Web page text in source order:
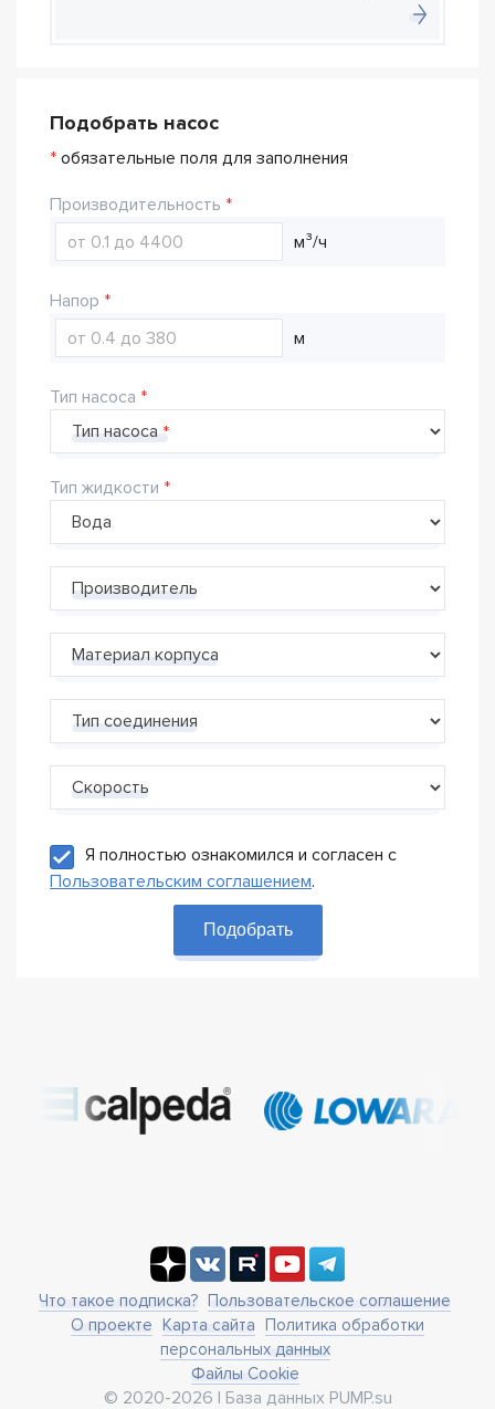
Подобрать насос
* обязательные поля для заполнения
Производительность
м³/ч
Напор
м
Тип насоса
Тип насоса
Тип жидкости
Производитель
Материал корпуса
Тип соединения
Скорость
Я полностью ознакомился и согласен с
Пользовательским соглашением.
Подобрать
Что такое подписка? Пользовательское соглашение
О проекте Карта сайта Политика обработки
персональных данных
Файлы Cookie
© 2020-2026 | База данных PUMP.su